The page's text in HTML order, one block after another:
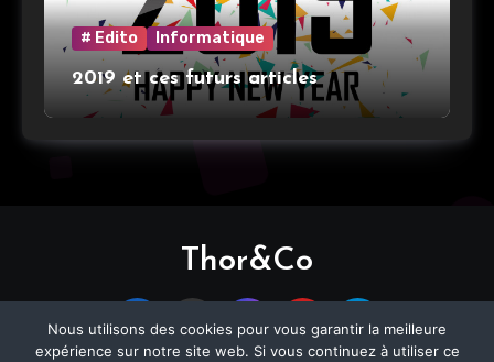
# Edito Informatique
2019 et ces futurs articles
Thor&Co
Nous utilisons des cookies pour vous garantir la meilleure
expérience sur notre site web. Si vous continuez à utiliser ce